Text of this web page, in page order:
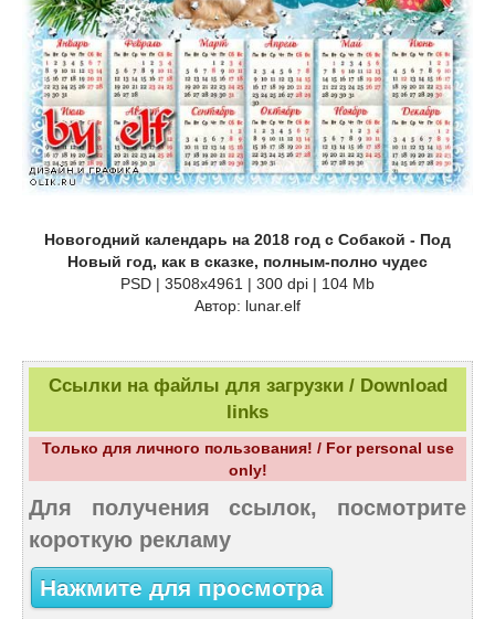
Новогодний календарь на 2018 год с Собакой - Под
Новый год, как в сказке, полным-полно чудес
PSD | 3508х4961 | 300 dpi | 104 Mb
Автор: lunar.elf
Ссылки на файлы для загрузки / Download
links
Только для личного пользования! / For personal use
only!
Для получения ссылок, посмотрите
короткую рекламу
Нажмите для просмотра